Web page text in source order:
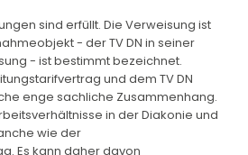
sind erfüllt. Die Verweisung ist
- der TV DN in seiner
- ist bestimmt bezeichnet.
und dem TV DN
enge sachliche Zusammenhang.
in der Diakonie und
wie der
Es kann daher davon